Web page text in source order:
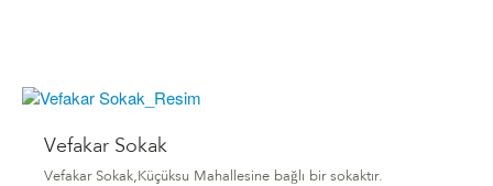
Vefakar Sokak
Vefakar Sokak,Küçüksu Mahallesine bağlı bir sokaktır.